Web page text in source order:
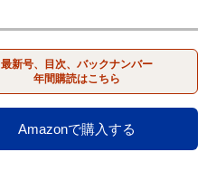
最新号、目次、バックナンバー
年間購読はこちら
Amazonで購入する